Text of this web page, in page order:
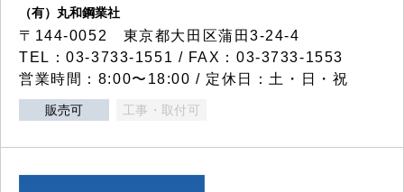
（有）丸和鋼業社
〒144-0052 東京都大田区蒲田3-24-4
TEL：03-3733-1551 / FAX：03-3733-1553
営業時間：8:00〜18:00 / 定休日：土・日・祝
販売可 工事・取付可